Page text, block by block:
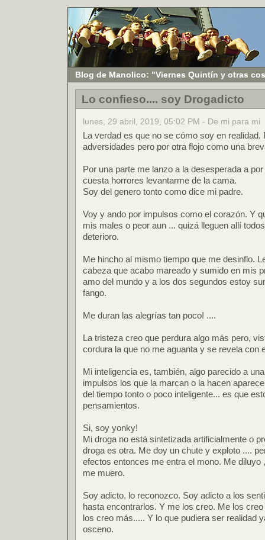
Blog de Manolico: "Viernes Quintín y otras
Lo confieso.... soy Drogadicto
lunes, 29 abril, 2019, 05:02 PM - De mi para mi
La verdad es que no se cómo soy en realidad.
adversidades pero por otra flojo como una
Por una parte me lanzo a la desesperada a
cuesta horrores levantarme de la cama.
Soy del genero tonto como dice mi padre.
Voy y ando por impulsos como el corazón. Y
mis males o peor aun ... quizá lleguen allí
deterioro.
Me hincho al mismo tiempo que me desinflo.
cabeza que acabo mareado y sumido en mis
amo del mundo y a los dos segundos estoy
fango.
Me duran las alegrías tan poco! ....
La tristeza creo que perdura algo más pero,
cordura la que no me aguanta y se revela con
Mi inteligencia es, también, algo parecido a
impulsos los que la marcan o la hacen
del tiempo tonto o poco inteligente... es que
pensamientos.
Si, soy yonky!
Mi droga no está sintetizada artificialmente o
droga es otra. Me doy un chute y exploto ....
efectos entonces me entra el mono. Me diluyo
me muero.
Soy adicto, lo reconozco. Soy adicto a los
hasta encontrarlos. Y me los creo. Me los
los creo más..... Y lo que pudiera ser realidad
osceno.